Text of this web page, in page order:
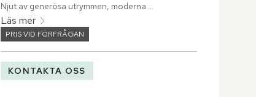
Njut av generösa utrymmen, moderna
bekvämligheter och en oöverträffad utsikt över
den tropiska grönskan. Svalka dig i
utomhusduschen där den fantastiska trädgården
omger dig.
Läs mer
PRIS VID FÖRFRÅGAN
KONTAKTA OSS